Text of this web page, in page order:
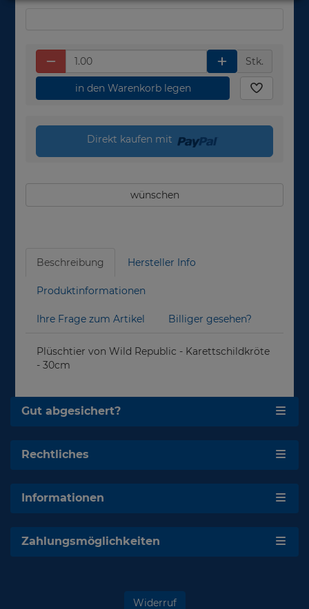
Stk.
in den Warenkorb legen
Direkt kaufen mit
wünschen
Beschreibung Hersteller Info
Produktinformationen
Ihre Frage zum Artikel Billiger gesehen?
Plüschtier von Wild Republic - Karettschildkröte
- 30cm
Gut abgesichert?
Rechtliches
Informationen
Zahlungsmöglichkeiten
Widerruf